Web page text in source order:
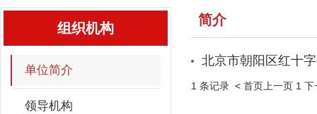
组织机构
单位简介
领导机构
简介
北京市朝阳区红十
1 条记录 < 首页 上一页 1 下